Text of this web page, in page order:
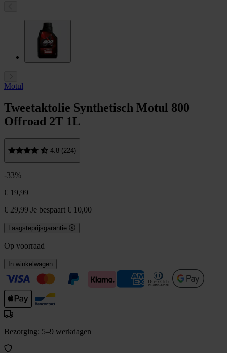
Motul
Tweetaktolie Synthetisch Motul 800
Offroad 2T 1L
4.8 (224)
-33%
€ 19,99
€ 29,99 Je bespaart € 10,00
Laagsteprijsgarantie
Op voorraad
In winkelwagen
Bezorging: 5–9 werkdagen